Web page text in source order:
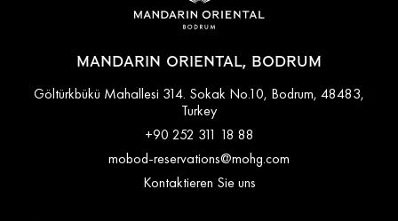
MANDARIN ORIENTAL, BODRUM
Göltürkbükü Mahallesi 314. Sokak No.10, Bodrum, 48483,
Turkey
+90 252 311 18 88
mobod-reservations@mohg.com
Kontaktieren Sie uns